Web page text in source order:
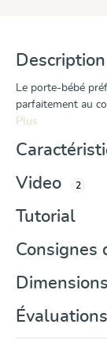
Description
Le porte-bébé
parfaitement au
Plus
Video
2
Tutorial
Consignes
Dimensions
Évaluations